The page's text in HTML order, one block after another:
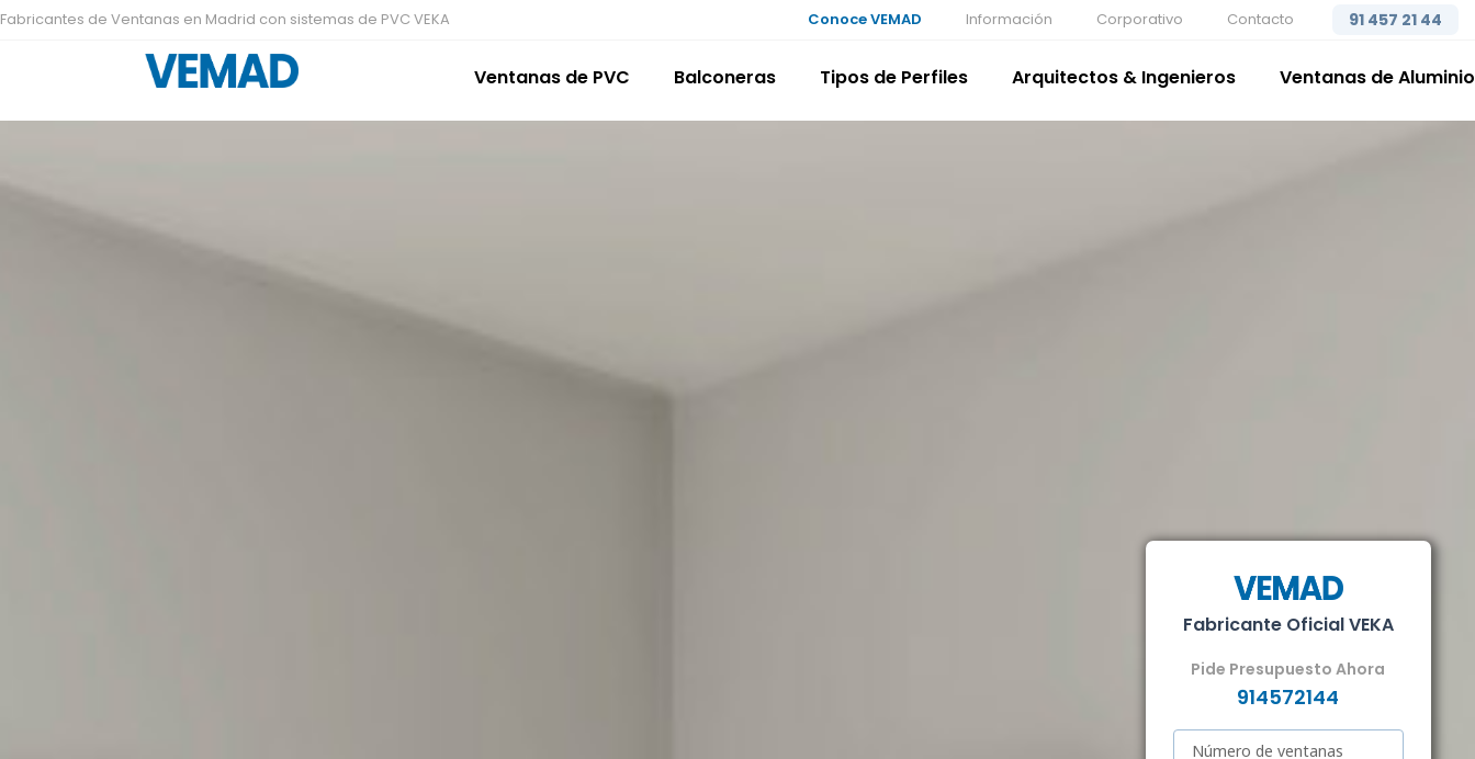
Ir
Fabricantes de Ventanas en Madrid con sistemas de PVC VEKA Conoce VEMAD Información Corporativo Contacto 91 457 21 44
Ventanas de PVC Balconeras Tipos de Perfiles Arquitectos & Ingenieros Ventanas de Aluminio
Fabricante Oficial VEKA
Pide Presupuesto Ahora
914572144